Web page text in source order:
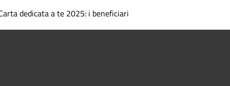
dedicata a te 2025: i beneficiari